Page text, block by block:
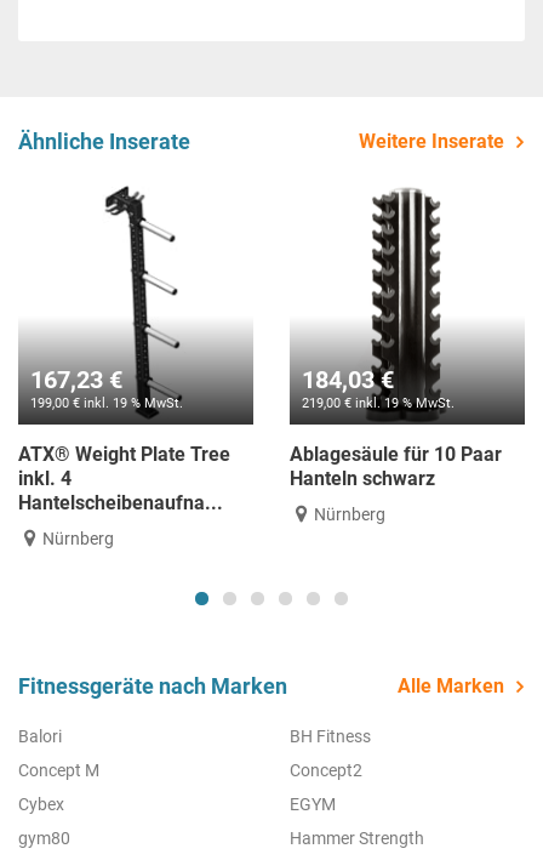
Ähnliche Inserate Weitere Inserate
167,23 €
199,00 € inkl. 19 % MwSt.
ATX® Weight Plate Tree
inkl. 4
Hantelscheibenaufna...
Nürnberg
184,03 €
219,00 € inkl. 19 % MwSt.
Ablagesäule für 10 Paar
Hanteln schwarz
Nürnberg
Fitnessgeräte nach Marken Alle Marken
Balori
BH Fitness
Concept M
Concept2
Cybex
EGYM
gym80
Hammer Strength